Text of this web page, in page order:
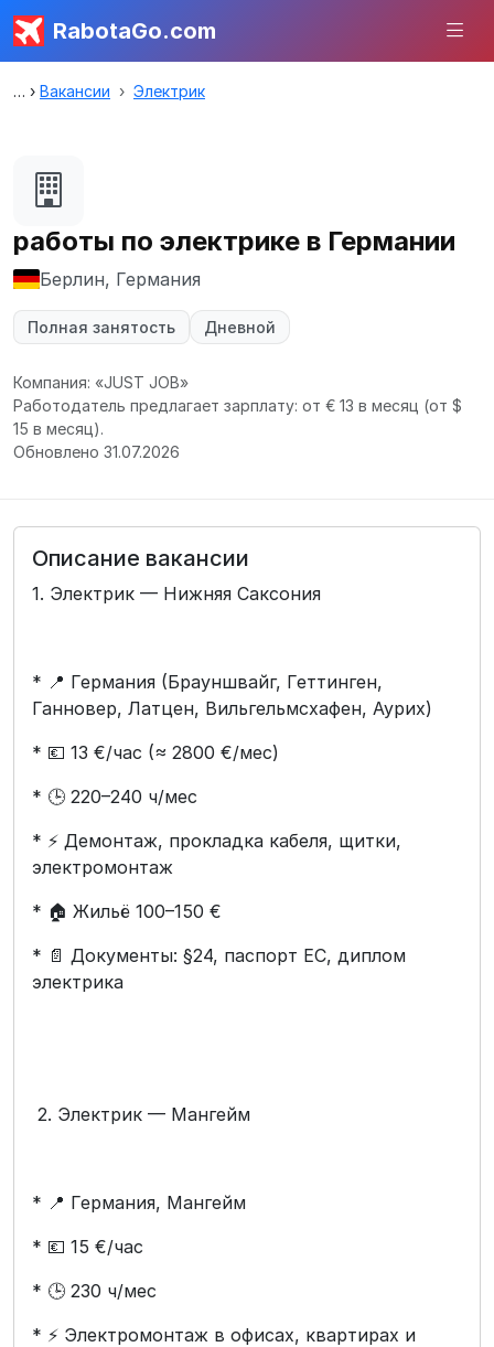
RabotaGo.com
Вакансии Электрик
работы по электрике в Германии
Берлин, Германия
Полная занятость Дневной
Компания: «JUST JOB»
Работодатель предлагает зарплату: от € 13 в месяц (от $
15 в месяц).
Обновлено 31.07.2026
Описание вакансии
1. Электрик — Нижняя Саксония
* 📍 Германия (Брауншвайг, Геттинген,
Ганновер, Латцен, Вильгельмсхафен, Аурих)
* 💶 13 €/час (≈ 2800 €/мес)
* 🕒 220–240 ч/мес
* ⚡ Демонтаж, прокладка кабеля, щитки,
электромонтаж
* 🏠 Жильё 100–150 €
* 📄 Документы: §24, паспорт ЕС, диплом
электрика
2. Электрик — Мангейм
* 📍 Германия, Мангейм
* 💶 15 €/час
* 🕒 230 ч/мес
* ⚡ Электромонтаж в офисах, квартирах и